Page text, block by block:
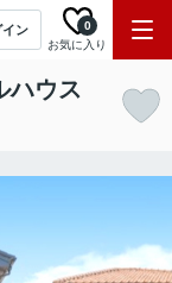
イン
お気に入り
0
ハウス